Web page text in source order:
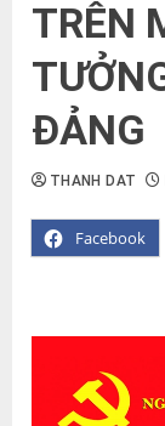
TRÊN
ĐẢNG
Facebook
THANH DAT